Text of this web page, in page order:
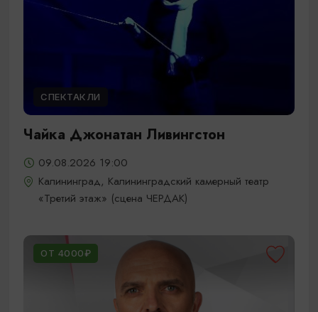
СПЕКТАКЛИ
Чайка Джонатан Ливингстон
09.08.2026 19:00
Калининград, Калининградский камерный театр
«Третий этаж» (сцена ЧЕРДАК)
ОТ 4000₽